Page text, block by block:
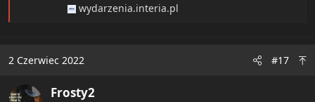
wydarzenia.interia.pl
2 Czerwiec 2022 #17
Frosty2